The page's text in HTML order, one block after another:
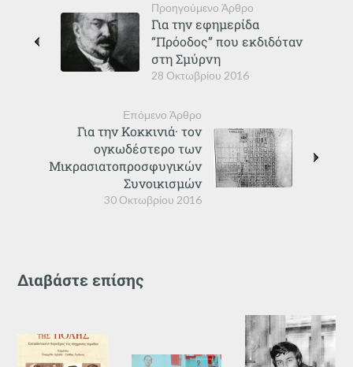
Προηγούμενο Άρθρο
28 Οκτωβρίου 2016
Για την εφημερίδα
“Πρόοδος” που εκδιδόταν
στη Σμύρνη
Επόμενο Άρθρο
30 Οκτωβρίου 2016
Για την Κοκκινιά· τον
ογκωδέστερο των
Μικρασιατοπροσφυγικών
Συνοικισμών
Διαβάστε επίσης